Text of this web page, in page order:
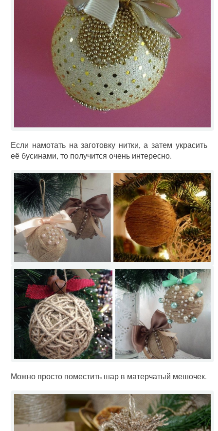
Если намотать на заготовку нитки, а затем украсить
её бусинами, то получится очень интересно.
Можно просто поместить шар в матерчатый мешочек.